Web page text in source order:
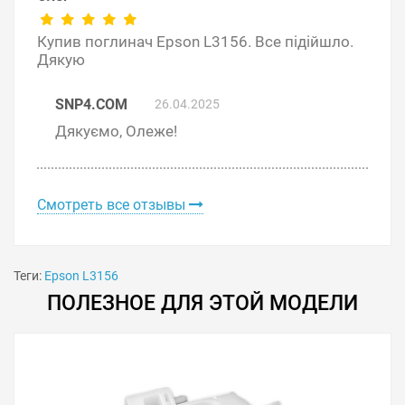
Закрутите винт внизу емкости.
Закройте защитную панель отсека
обслуживания.
Закрутите винт защитной панели принтера.
Купив поглинач Epson L3156. Все підійшло.
Дякую
SNP4.COM 26.04.2025
Дякуємо, Олеже!
Смотреть все отзывы
Теги: Epson L3156
ПОЛЕЗНОЕ ДЛЯ ЭТОЙ МОДЕЛИ